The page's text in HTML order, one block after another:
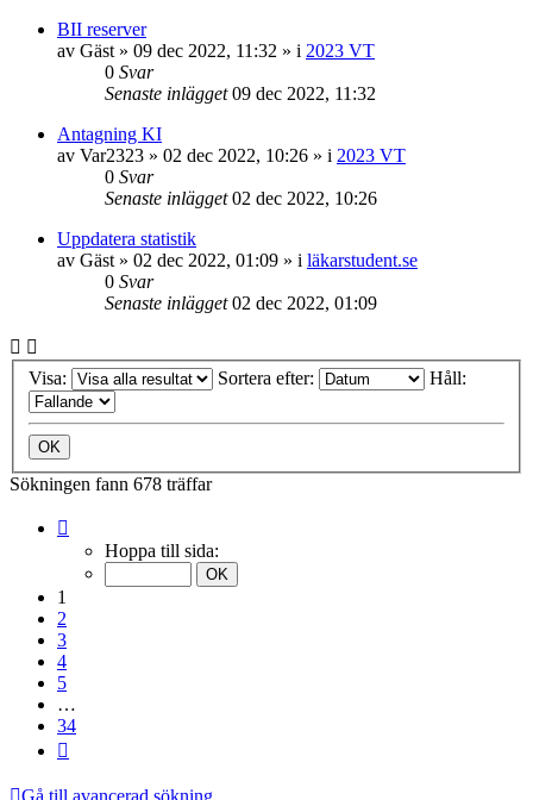
BII reserver
av Gäst » 09 dec 2022, 11:32 » i 2023 VT
0 Svar
Senaste inlägget09 dec 2022, 11:32
Antagning KI
av Var2323 » 02 dec 2022, 10:26 » i 2023 VT
0 Svar
Senaste inlägget02 dec 2022, 10:26
Uppdatera statistik
av Gäst » 02 dec 2022, 01:09 » i läkarstudent.se
0 Svar
Senaste inlägget02 dec 2022, 01:09
Visa: Sortera efter: Håll:
Sökningen fann 678 träffar
Hoppa till sida:
1
2
3
4
5
…
34